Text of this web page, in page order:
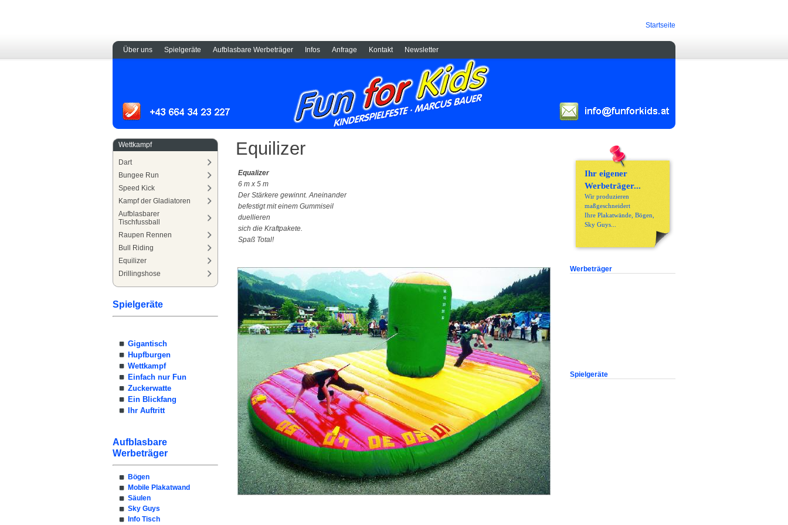
Startseite
Über uns Spielgeräte Aufblasbare Werbeträger Infos Anfrage Kontakt Newsletter
Wettkampf
Dart
Bungee Run
Speed Kick
Kampf der Gladiatoren
Aufblasbarer
Tischfussball
Raupen Rennen
Bull Riding
Equilizer
Drillingshose
Spielgeräte
Gigantisch
Hupfburgen
Wettkampf
Einfach nur Fun
Zuckerwatte
Ein Blickfang
Ihr Auftritt
Aufblasbare
Werbeträger
Bögen
Mobile Plakatwand
Säulen
Sky Guys
Info Tisch
Equilizer
Equalizer
6 m x 5 m
Der Stärkere gewinnt. Aneinander
befestigt mit einem Gummiseil
duellieren
sich die Kraftpakete.
Spaß Total!
Ihr eigener
Werbeträger...
Wir produzieren
maßgeschneidert
Ihre Plakatwände, Bögen,
Sky Guys...
Werbeträger
Spielgeräte